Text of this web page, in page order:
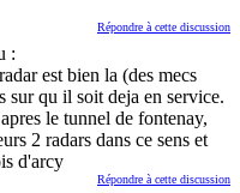
Répondre à cette discussion
:
est bien la (des mecs
sur qu il soit deja en service.
le tunnel de fontenay,
2 radars dans ce sens et
d'arcy
Répondre à cette discussion